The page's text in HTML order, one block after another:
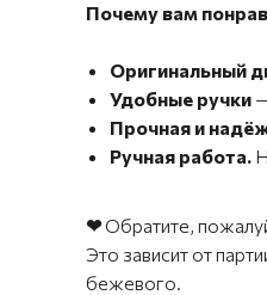
Почему вам
Оригинальный
Удобные ручки
Прочная и
Ручная работа.
❤Обратите,
Это зависит от
бежевого.